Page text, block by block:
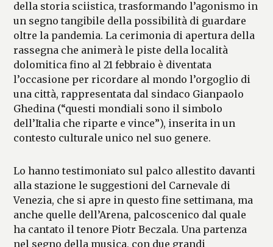
della storia sciistica, trasformando l’agonismo in
un segno tangibile della possibilità di guardare
oltre la pandemia. La cerimonia di apertura della
rassegna che animerà le piste della località
dolomitica fino al 21 febbraio è diventata
l’occasione per ricordare al mondo l’orgoglio di
una città, rappresentata dal sindaco Gianpaolo
Ghedina (“questi mondiali sono il simbolo
dell’Italia che riparte e vince”), inserita in un
contesto culturale unico nel suo genere.
Lo hanno testimoniato sul palco allestito davanti
alla stazione le suggestioni del Carnevale di
Venezia, che si apre in questo fine settimana, ma
anche quelle dell’Arena, palcoscenico dal quale
ha cantato il tenore Piotr Beczala. Una partenza
nel segno della musica, con due grandi